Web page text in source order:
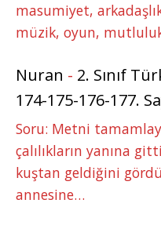
masumiyet,
müzik, oyun,
Nuran - 2. Sınıf
174-175-176-177.
Soru: Metni
çalılıkların yanına
kuştan geldiğini
annesine…